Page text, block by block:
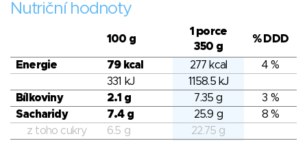
Nutriční hodnoty
100 g
1 porce
350 g
% DDD
Energie 79 kcal 277 kcal
4 %
331 kJ
1158.5 kJ
Bílkoviny
2.1 g 7.35 g
3 %
Sacharidy
7.4 g 25.9 g
8 %
z toho cukry
6.5 g
22.75 g